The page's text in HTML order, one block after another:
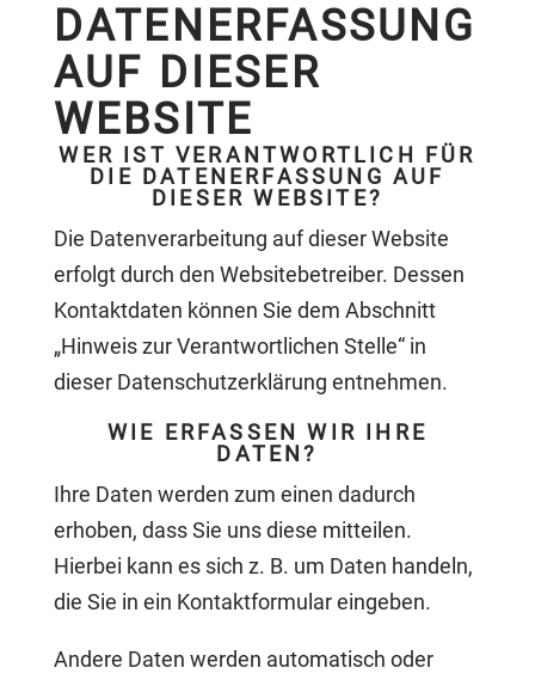
DATENERFASSUNG
AUF DIESER
WEBSITE
WER IST VERANTWORTLICH FÜR
DIE DATENERFASSUNG AUF
DIESER WEBSITE?
Die Datenverarbeitung auf dieser Website
erfolgt durch den Websitebetreiber. Dessen
Kontaktdaten können Sie dem Abschnitt
„Hinweis zur Verantwortlichen Stelle“ in
dieser Datenschutzerklärung entnehmen.
WIE ERFASSEN WIR IHRE
DATEN?
Ihre Daten werden zum einen dadurch
erhoben, dass Sie uns diese mitteilen.
Hierbei kann es sich z. B. um Daten handeln,
die Sie in ein Kontaktformular eingeben.
Andere Daten werden automatisch oder